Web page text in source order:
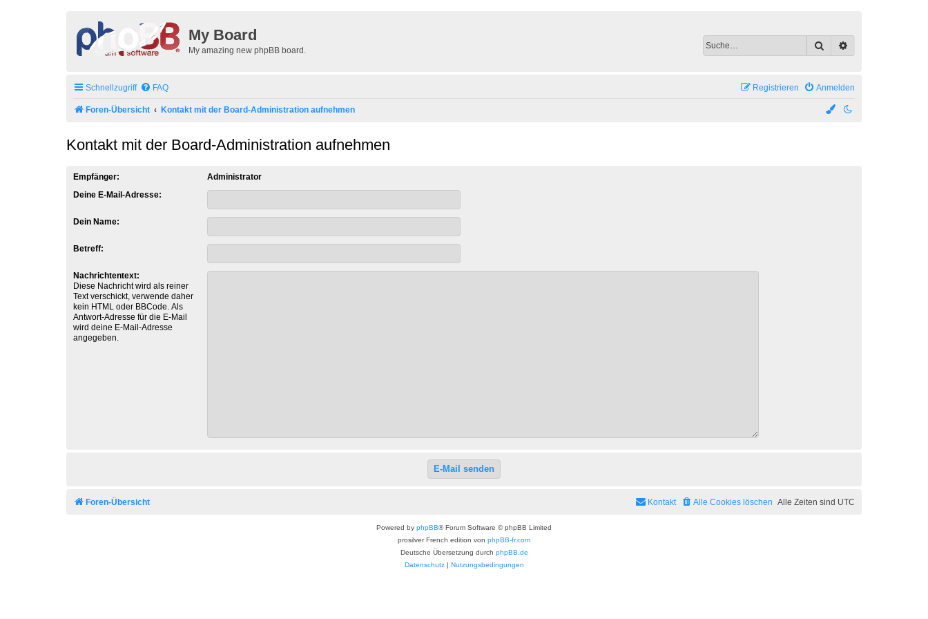
My Board
My amazing new phpBB board. Suche
Schnellzugriff FAQ Anmelden
Registrieren
Foren-Übersicht Kontakt mit der Board-Administration aufnehmen
Kontakt mit der Board-Administration aufnehmen
Empfänger:
Administrator
Deine E-Mail-Adresse:
Dein Name:
Betreff:
Nachrichtentext:
Diese Nachricht wird als reiner
Text verschickt, verwende daher
kein HTML oder BBCode. Als
Antwort-Adresse für die E-Mail
wird deine E-Mail-Adresse
angegeben.
Foren-Übersicht Alle Zeiten sind UTC
Alle Cookies löschen
Kontakt
Powered by phpBB® Forum Software © phpBB Limited
prosilver French edition von phpBB-fr.com
Deutsche Übersetzung durch phpBB.de
Datenschutz| Nutzungsbedingungen